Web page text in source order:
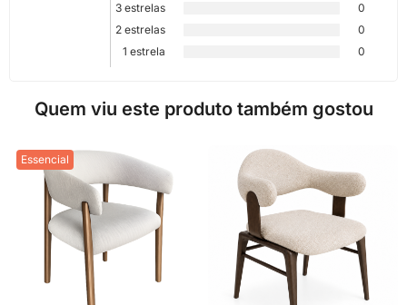
3 estrelas
0
2 estrelas
0
1 estrela
0
Quem viu este produto também gostou
Essencial